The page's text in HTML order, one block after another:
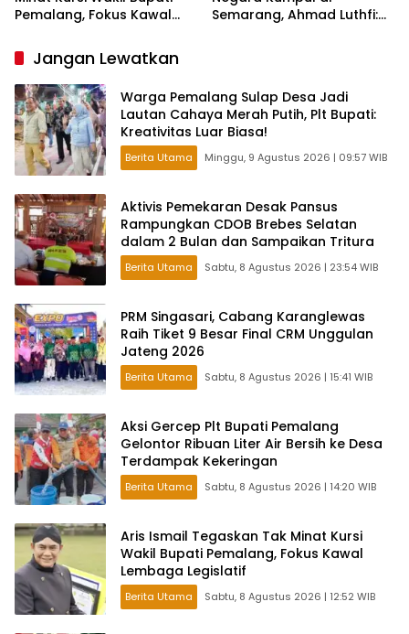
Pemalang, Fokus Kawal
Semarang, Ahmad Luthfi:
Jangan Lewatkan
Warga Pemalang Sulap Desa Jadi
Lautan Cahaya Merah Putih, Plt Bupati:
Kreativitas Luar Biasa!
Berita Utama Minggu, 9 Agustus 2026 | 09:57 WIB
Aktivis Pemekaran Desak Pansus
Rampungkan CDOB Brebes Selatan
dalam 2 Bulan dan Sampaikan Tritura
Berita Utama Sabtu, 8 Agustus 2026 | 23:54 WIB
PRM Singasari, Cabang Karanglewas
Raih Tiket 9 Besar Final CRM Unggulan
Jateng 2026
Berita Utama Sabtu, 8 Agustus 2026 | 15:41 WIB
Aksi Gercep Plt Bupati Pemalang
Gelontor Ribuan Liter Air Bersih ke Desa
Terdampak Kekeringan
Berita Utama Sabtu, 8 Agustus 2026 | 14:20 WIB
Aris Ismail Tegaskan Tak Minat Kursi
Wakil Bupati Pemalang, Fokus Kawal
Lembaga Legislatif
Berita Utama Sabtu, 8 Agustus 2026 | 12:52 WIB